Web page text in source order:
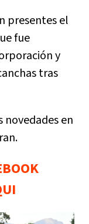
presentes el
fue
y
tras
novedades en